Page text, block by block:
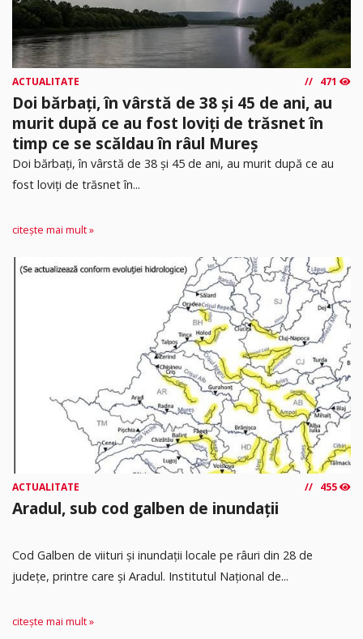
ACTUALITATE 471
Doi bărbați, în vârstă de 38 și 45 de ani, au
murit după ce au fost loviți de trăsnet în
timp ce se scăldau în râul Mureș
Doi bărbați, în vârstă de 38 și 45 de ani, au murit după ce au
fost loviți de trăsnet în...
citește mai mult »
ACTUALITATE 455
Aradul, sub cod galben de inundații
Cod Galben de viituri și inundații locale pe râuri din 28 de
județe, printre care și Aradul. Institutul Național de...
citește mai mult »